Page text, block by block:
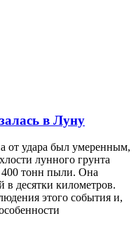
в Луну
от удара был умеренным,
лунного грунта
тонн пыли. Она
в десятки километров.
этого события и,